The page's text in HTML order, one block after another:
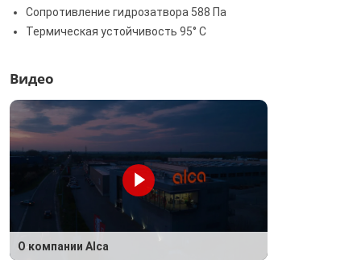
Сопротивление гидрозатвора 588 Па
Термическая устойчивость 95° С
Видео
О компании Alca